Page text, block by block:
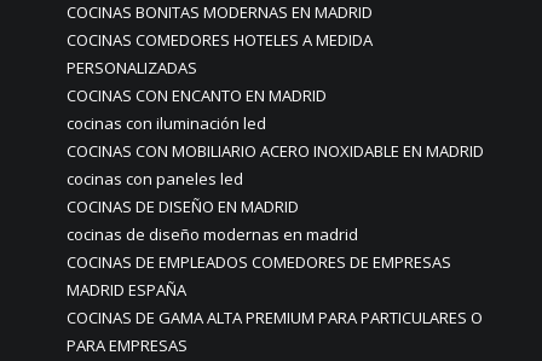
COCINAS BONITAS MODERNAS EN MADRID
COCINAS COMEDORES HOTELES A MEDIDA
PERSONALIZADAS
COCINAS CON ENCANTO EN MADRID
cocinas con iluminación led
COCINAS CON MOBILIARIO ACERO INOXIDABLE EN MADRID
cocinas con paneles led
COCINAS DE DISEÑO EN MADRID
cocinas de diseño modernas en madrid
COCINAS DE EMPLEADOS COMEDORES DE EMPRESAS
MADRID ESPAÑA
COCINAS DE GAMA ALTA PREMIUM PARA PARTICULARES O
PARA EMPRESAS